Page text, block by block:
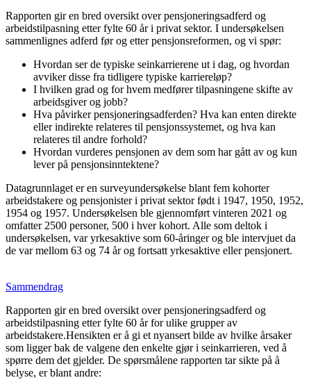
Rapporten gir en bred oversikt over pensjoneringsadferd og
arbeidstilpasning etter fylte 60 år i privat sektor. I undersøkelsen
sammenlignes adferd før og etter pensjonsreformen, og vi spør:
Hvordan ser de typiske seinkarrierene ut i dag, og hvordan
avviker disse fra tidligere typiske karriereløp?
I hvilken grad og for hvem medfører tilpasningene skifte av
arbeidsgiver og jobb?
Hva påvirker pensjoneringsadferden? Hva kan enten direkte
eller indirekte relateres til pensjonssystemet, og hva kan
relateres til andre forhold?
Hvordan vurderes pensjonen av dem som har gått av og kun
lever på pensjonsinntektene?
Datagrunnlaget er en surveyundersøkelse blant fem kohorter
arbeidstakere og pensjonister i privat sektor født i 1947, 1950, 1952,
1954 og 1957. Undersøkelsen ble gjennomført vinteren 2021 og
omfatter 2500 personer, 500 i hver kohort. Alle som deltok i
undersøkelsen, var yrkesaktive som 60-åringer og ble intervjuet da
de var mellom 63 og 74 år og fortsatt yrkesaktive eller pensjonert.
Sammendrag
Rapporten gir en bred oversikt over pensjoneringsadferd og
arbeidstilpasning etter fylte 60 år for ulike grupper av
arbeidstakere.Hensikten er å gi et nyansert bilde av hvilke årsaker
som ligger bak de valgene den enkelte gjør i seinkarrieren, ved å
spørre dem det gjelder. De spørsmålene rapporten tar sikte på å
belyse, er blant andre: